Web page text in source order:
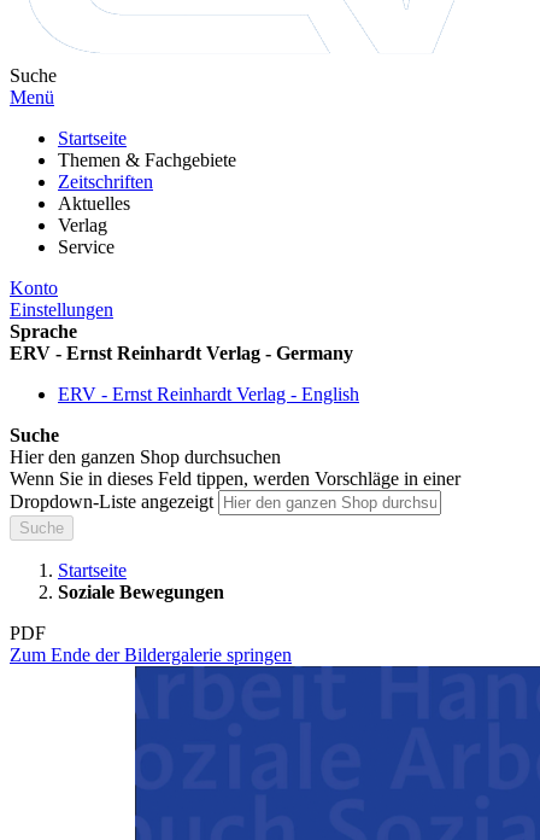
Suche
Menü
Startseite
Themen & Fachgebiete
Zeitschriften
Aktuelles
Verlag
Service
Konto
Einstellungen
Sprache
ERV - Ernst Reinhardt Verlag - Germany
ERV - Ernst Reinhardt Verlag - English
Suche
Hier den ganzen Shop durchsuchen
Wenn Sie in dieses Feld tippen, werden Vorschläge in einer
Dropdown-Liste angezeigt
Suche
Startseite
Soziale Bewegungen
PDF
Zum Ende der Bildergalerie springen